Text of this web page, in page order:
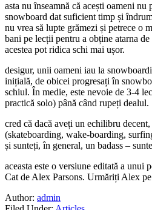
asta nu înseamnă că acești oameni
snowboard dat suficient timp și
nu vrea să lupte grămezi și petrece o
bani pe lecții pentru a obține atarna
acestea pot ridica schi mai ușor.
desigur, unii oameni iau la
inițială, de obicei progresați în
schiul. În medie, este nevoie de 3-4
practică solo) până când rupeți dealul.
cred că dacă aveți un echilibru
(skateboarding, wake-boarding,
și sunteți, în general, un badass –
aceasta este o versiune editată a
Cat de Alex Parsons. Urmăriți Alex
Author: admin